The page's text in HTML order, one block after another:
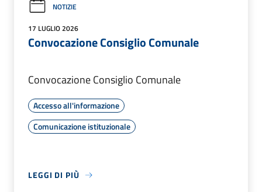
NOTIZIE
17 LUGLIO 2026
Convocazione Consiglio Comunale
Convocazione Consiglio Comunale
Accesso all'informazione
Comunicazione istituzionale
LEGGI DI PIÙ